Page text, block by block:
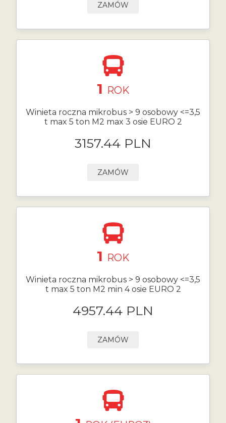
ZAMÓW
1 ROK
Winieta roczna mikrobus > 9 osobowy <=3,5
t max 5 ton M2 max 3 osie EURO 2
3157.44 PLN
ZAMÓW
1 ROK
Winieta roczna mikrobus > 9 osobowy <=3,5
t max 5 ton M2 min 4 osie EURO 2
4957.44 PLN
ZAMÓW